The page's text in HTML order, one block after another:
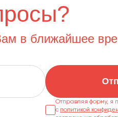
в ближайшее
Отправляя форму, я
с политикой